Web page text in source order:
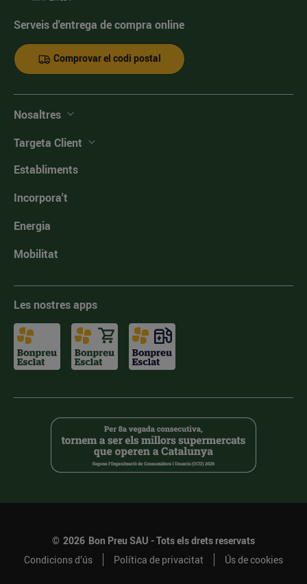
Serveis d'entrega de compra online
Comprovar el codi postal
Nosaltres
Targeta Client
Establiments
Incorpora't
Energia
Mobilitat
Les nostres apps
© 2026 Bon Preu SAU - Tots els drets reservats
Condicions d’ús
Política de privacitat Ús de cookies